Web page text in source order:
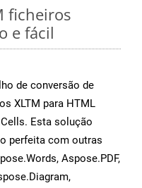
ficheiros
e fácil
de conversão de
XLTM para HTML
Esta solução
perfeita com outras
Aspose.PDF,